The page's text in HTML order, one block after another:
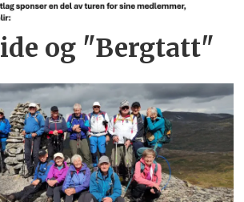
og "Bergtatt"